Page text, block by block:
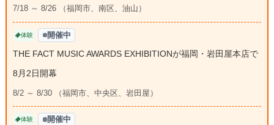
7/18 ～ 8/26 （福岡市、南区、油山）
体験 開催中
THE FACT MUSIC AWARDS EXHIBITIONが福岡・岩田屋本店で
8月2日開幕
8/2 ～ 8/30 （福岡市、中央区、岩田屋）
体験 開催中